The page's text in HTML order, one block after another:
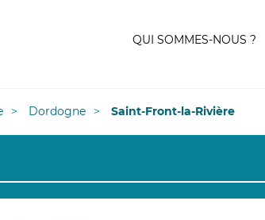
QUI SOMMES-NOUS ?
Dordogne Saint-Front-la-Rivière